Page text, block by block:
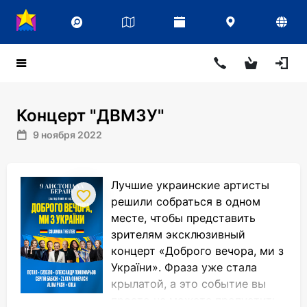
Концерт "ДВМЗУ"
9 ноября 2022
Лучшие украинские артисты
решили собраться в одном
месте, чтобы представить
зрителям эксклюзивный
концерт «Доброго вечора, ми з
України». Фраза уже стала
крылатой, а это событие вы